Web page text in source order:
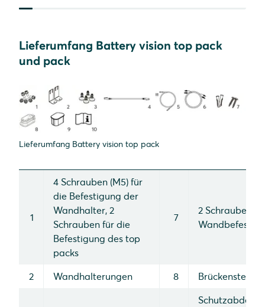
Lieferumfang Battery vision top pack
und pack
Lieferumfang Battery vision top pack
1
4 Schrauben (M5) für
die Befestigung der
Wandhalter, 2
Schrauben für die
Befestigung des top
packs
7
2 Schrauben
2 Wandhalterungen 8 Brückenstecker